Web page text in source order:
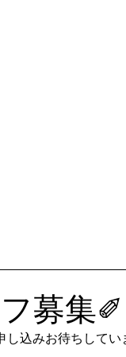
募集✐
込みお待ちしてい